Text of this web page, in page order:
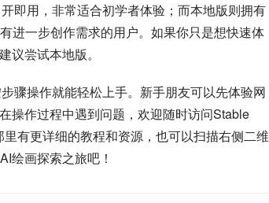
即用，非常适合初学者体验；而本地版则拥有
进一步创作需求的用户。如果你只是想快速体
尝试本地版。
骤操作就能轻松上手。新手朋友可以先体验网
操作过程中遇到问题，欢迎随时访问Stable
里有更详细的教程和资源，也可以扫描右侧二维
绘画探索之旅吧！